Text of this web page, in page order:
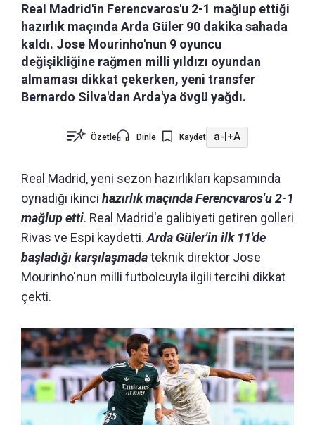
Real Madrid'in Ferencvaros'u 2-1 mağlup ettiği
hazırlık maçında Arda Güler 90 dakika sahada
kaldı. Jose Mourinho'nun 9 oyuncu
değişikliğine rağmen milli yıldızı oyundan
almaması dikkat çekerken, yeni transfer
Bernardo Silva'dan Arda'ya övgü yağdı.
Özetle Dinle Kaydet a-|+A
Real Madrid, yeni sezon hazırlıkları kapsamında
oynadığı ikinci hazırlık maçında Ferencvaros'u 2-1
mağlup etti. Real Madrid'e galibiyeti getiren golleri
Rivas ve Espi kaydetti.Arda Güler'in ilk 11'de
başladığı karşılaşmadateknik direktör Jose
Mourinho'nun milli futbolcuyla ilgili tercihi dikkat
çekti.